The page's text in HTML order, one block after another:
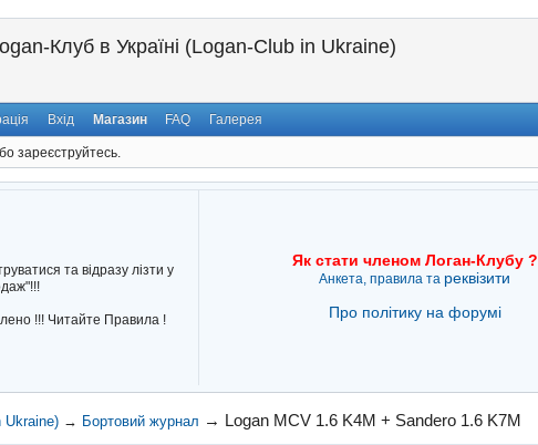
Клуб в Україні (Logan-Club in Ukraine)
Вхід Магазин FAQ Галерея
зареєструйтесь.
та відразу лізти у
!!! Читайте Правила !
Як стати членом Логан-Клубу ?
Анкета, правила та реквізити
Про політику на форумі
Ukraine) → Бортовий журнал → Logan MCV 1.6 K4M + Sandero 1.6 K7M